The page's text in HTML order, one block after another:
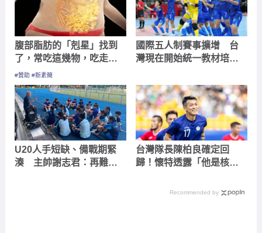
腹部脂肪的「剋星」找到
了，常吃這幾物，吃走大
肚囊，瘦出小蠻腰
#贊助 #新素簡
國際五人制賽事擴增 台
灣現在開始統一教材培訓
U20人手短缺、備戰期緊
湊 主帥謝志君：再難也
台灣隊長陳柏良確定回
歸！懷特透露「他是核
Recommended by